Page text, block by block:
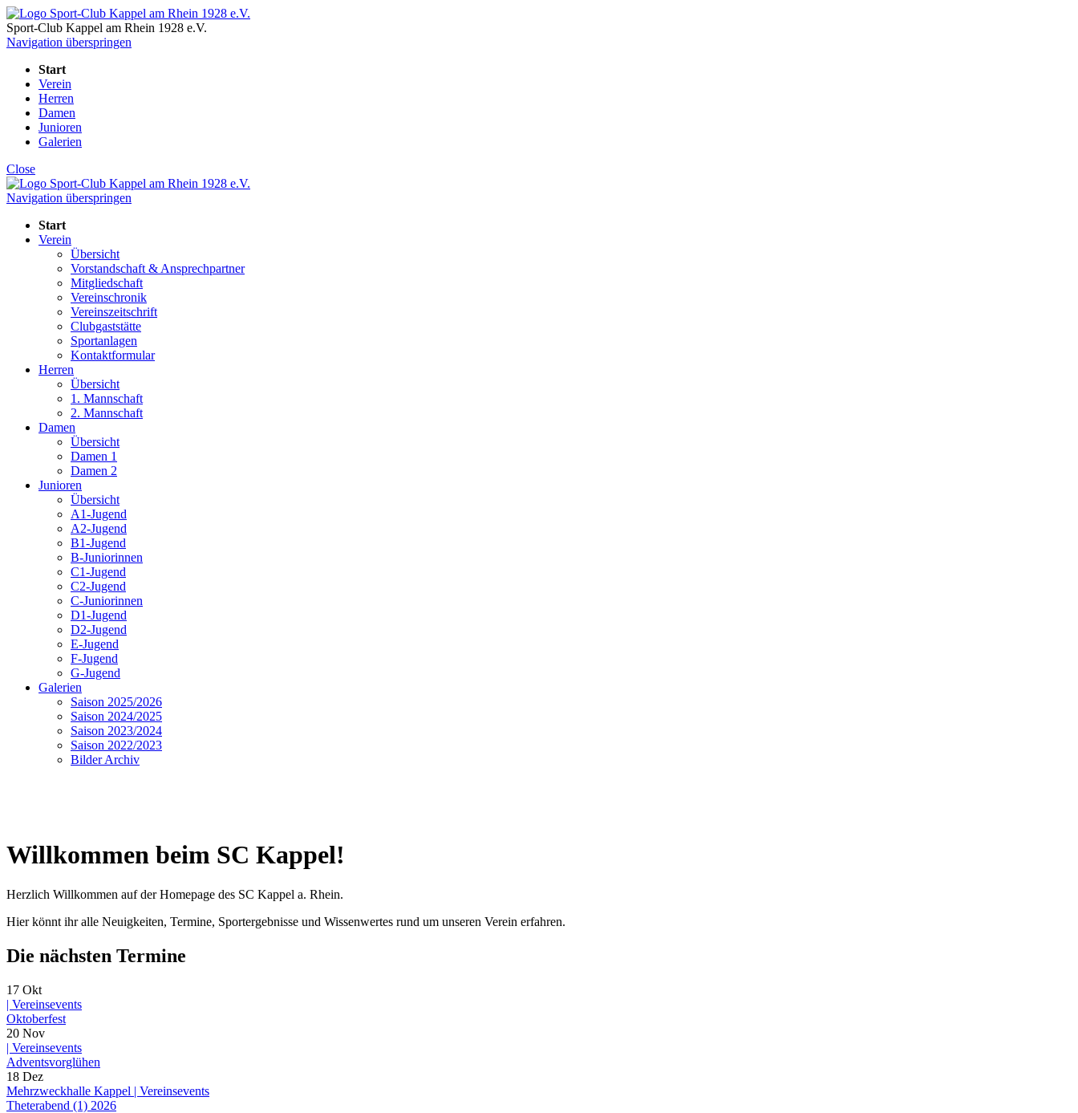
Sport-Club Kappel am Rhein 1928 e.V.
Navigation überspringen
Start
Verein
Herren
Damen
Junioren
Galerien
Close
Navigation überspringen
Start
Verein
Übersicht
Vorstandschaft & Ansprechpartner
Mitgliedschaft
Vereinschronik
Vereinszeitschrift
Clubgaststätte
Sportanlagen
Kontaktformular
Herren
Übersicht
1. Mannschaft
2. Mannschaft
Damen
Übersicht
Damen 1
Damen 2
Junioren
Übersicht
A1-Jugend
A2-Jugend
B1-Jugend
B-Juniorinnen
C1-Jugend
C2-Jugend
C-Juniorinnen
D1-Jugend
D2-Jugend
E-Jugend
F-Jugend
G-Jugend
Galerien
Saison 2025/2026
Saison 2024/2025
Saison 2023/2024
Saison 2022/2023
Bilder Archiv
Willkommen beim SC Kappel!
Herzlich Willkommen auf der Homepage des SC Kappel a. Rhein.
Hier könnt ihr alle Neuigkeiten, Termine, Sportergebnisse und Wissenwertes rund um unseren Verein erfahren.
Die nächsten Termine
17 Okt
| Vereinsevents
Oktoberfest
20 Nov
| Vereinsevents
Adventsvorglühen
18 Dez
Mehrzweckhalle Kappel | Vereinsevents
Theterabend (1) 2026